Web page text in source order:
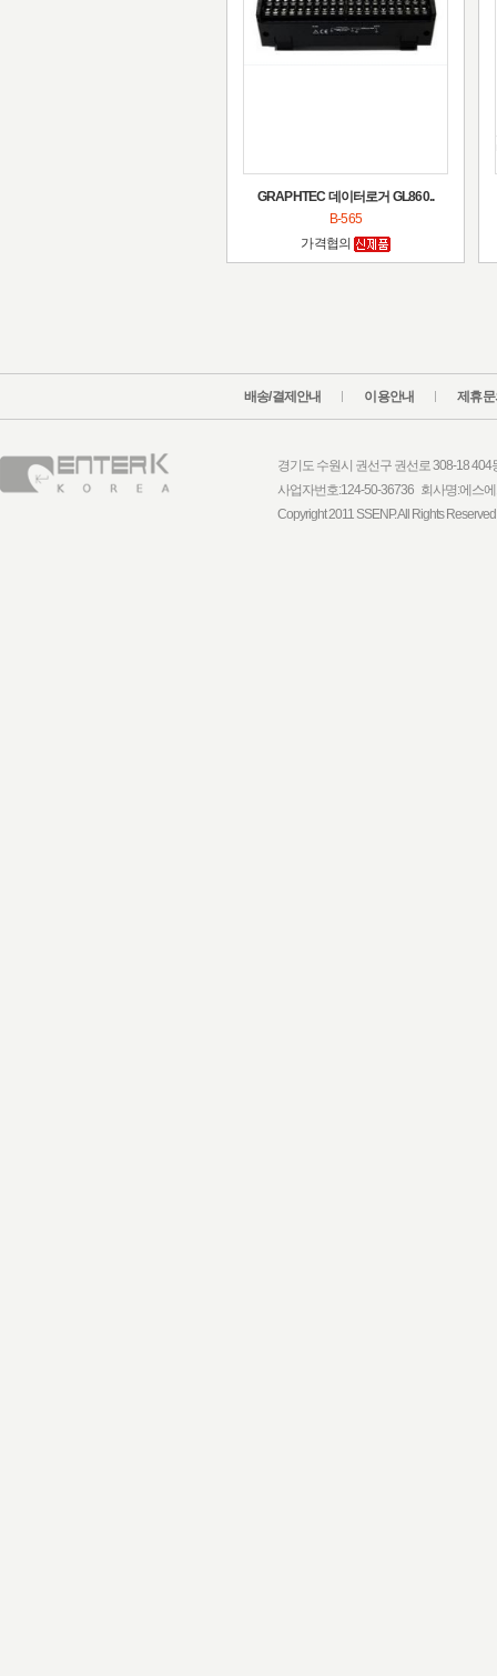
GRAPHTEC 데이터로거 GL860..
B-565
가격협의
배송/결제안내 이용안내 제휴문
경기도 수원시 권선구 권선로 308-18
사업자번호:124-50-36736 회사명:에스
Copyright 2011 SSENP. All Rights Reserved